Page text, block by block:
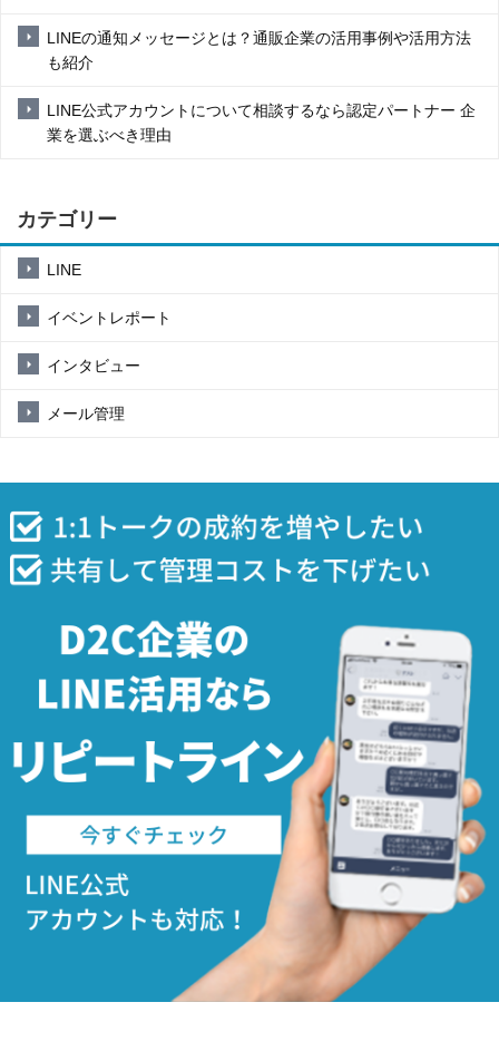
LINEの通知メッセージとは？通販企業の活用事例や活用方法
も紹介
LINE公式アカウントについて相談するなら認定パートナー 企
業を選ぶべき理由
カテゴリー
LINE
イベントレポート
インタビュー
メール管理